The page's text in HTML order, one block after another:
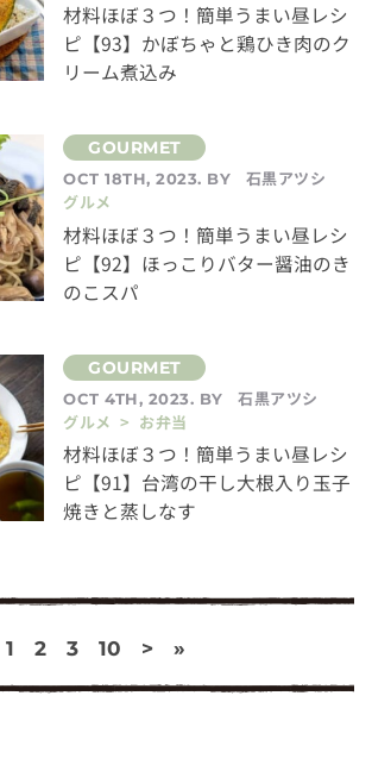
材料ほぼ３つ！簡単うまい昼レシ
ピ【93】かぼちゃと鶏ひき肉のク
リーム煮込み
OCT 18TH, 2023. BY
石黒アツシ
グルメ
材料ほぼ３つ！簡単うまい昼レシ
ピ【92】ほっこりバター醤油のき
のこスパ
OCT 4TH, 2023. BY
石黒アツシ
グルメ > お弁当
材料ほぼ３つ！簡単うまい昼レシ
ピ【91】台湾の干し大根入り玉子
焼きと蒸しなす
1 2 3 10 > »